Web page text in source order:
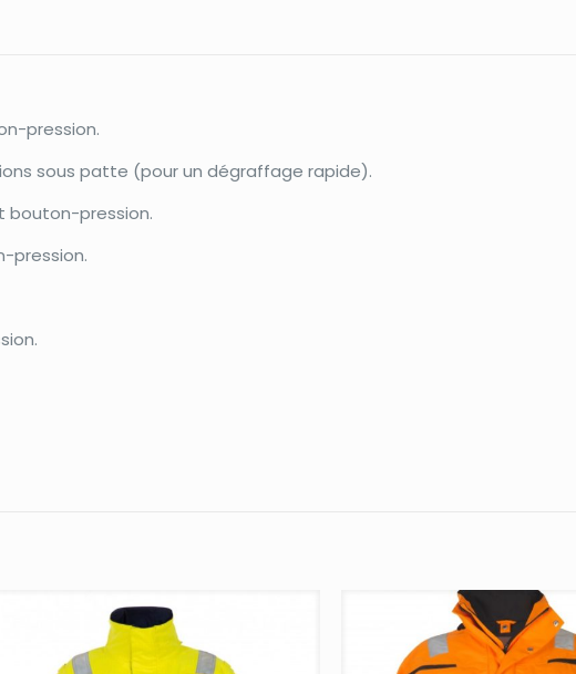
pression.
sous patte (pour un dégraffage rapide).
bouton-pression.
pression.